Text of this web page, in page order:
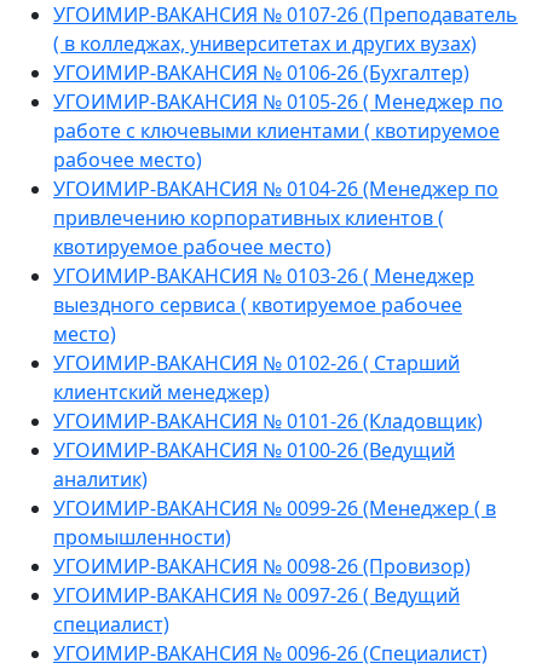
УГОИМИР-ВАКАНСИЯ № 0107-26 (Преподаватель
( в колледжах, университетах и других вузах)
УГОИМИР-ВАКАНСИЯ № 0106-26 (Бухгалтер)
УГОИМИР-ВАКАНСИЯ № 0105-26 ( Менеджер по
работе с ключевыми клиентами ( квотируемое
рабочее место)
УГОИМИР-ВАКАНСИЯ № 0104-26 (Менеджер по
привлечению корпоративных клиентов (
квотируемое рабочее место)
УГОИМИР-ВАКАНСИЯ № 0103-26 ( Менеджер
выездного сервиса ( квотируемое рабочее
место)
УГОИМИР-ВАКАНСИЯ № 0102-26 ( Старший
клиентский менеджер)
УГОИМИР-ВАКАНСИЯ № 0101-26 (Кладовщик)
УГОИМИР-ВАКАНСИЯ № 0100-26 (Ведущий
аналитик)
УГОИМИР-ВАКАНСИЯ № 0099-26 (Менеджер ( в
промышленности)
УГОИМИР-ВАКАНСИЯ № 0098-26 (Провизор)
УГОИМИР-ВАКАНСИЯ № 0097-26 ( Ведущий
специалист)
УГОИМИР-ВАКАНСИЯ № 0096-26 (Специалист)